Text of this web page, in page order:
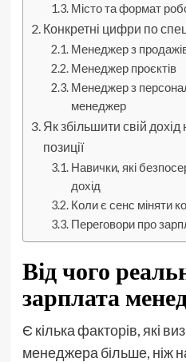
Місто та формат
Конкретні цифри по
Менеджер з
Менеджер проєктів
Менеджер з
менеджер
Як збільшити свій
позиції
Навички, які
дохід
Коли є сенс міняти
Переговори про
Від чого
зарплата
Є кілька факторів, які
менеджера більше, ніж